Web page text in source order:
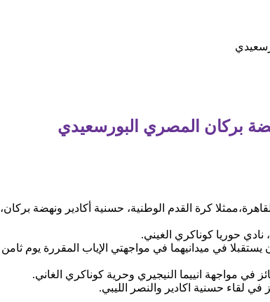
بركان المصري البورسعيدي
كرة القدم الوطنية، حسنية أكادير ونهضة بركان،
نادي حوريا كوناكري الغيني.
في ميدانيهما في مواجهتي الإياب المقررة يوم ثامن
في مواجهة انييما النيجيري وحرية كوناكري الغاني.
لقاء حسنية اكادير والنصر الليبي.